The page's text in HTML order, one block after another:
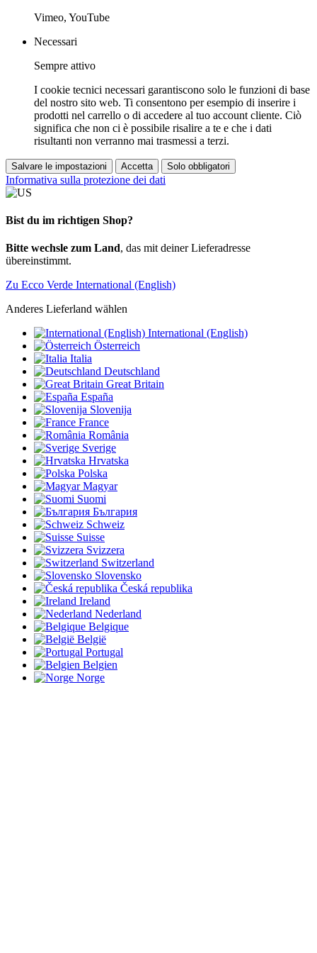
Vimeo, YouTube
Necessari
Sempre attivo
I cookie tecnici necessari garantiscono solo le funzioni di base
del nostro sito web. Ti consentono per esempio di inserire i
prodotti nel carrello o di accedere al tuo account cliente. Ciò
significa che non ci è possibile risalire a te e che i dati
risultanti non verranno mai trasmessi a terzi.
Salvare le impostazioni Accetta Solo obbligatori
Informativa sulla protezione dei dati
Bist du im richtigen Shop?
Bitte wechsle zum Land, das mit deiner Lieferadresse
übereinstimmt.
Zu Ecco Verde International (English)
Anderes Lieferland wählen
International (English)
Österreich
Italia
Deutschland
Great Britain
España
Slovenija
France
România
Sverige
Hrvatska
Polska
Magyar
Suomi
България
Schweiz
Suisse
Svizzera
Switzerland
Slovensko
Česká republika
Ireland
Nederland
Belgique
België
Portugal
Belgien
Norge